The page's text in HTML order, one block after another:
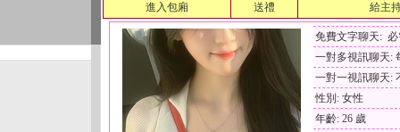
進入包廂 送禮 給主
免費文字聊天:
一對多視訊聊天:
一對一視訊聊天:
性別: 女性
年齡: 26 歲